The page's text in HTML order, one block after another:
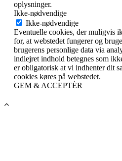
oplysninger.
Ikke-nødvendige
Ikke-nødvendige
Eventuelle cookies, der muligvis
for, at webstedet fungerer og
brugerens personlige data via
indlejret indhold betegnes som
er obligatorisk at vi indhenter dit
cookies køres på webstedet.
GEM & ACCEPTÈR